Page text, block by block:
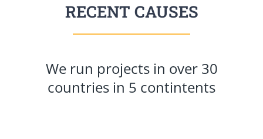
RECENT CAUSES
We run projects in over 30
countries in 5 contintents